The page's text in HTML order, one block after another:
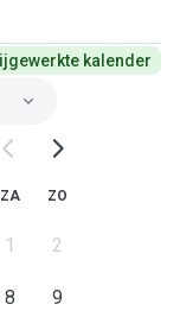
kalender
ZA ZO
1 2
8 9